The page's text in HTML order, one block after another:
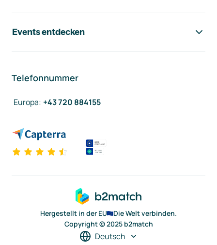
Events entdecken
Telefonnummer
Europa: +43 720 884155
Hergestellt in der EU
Die Welt verbinden.
Copyright © 2025 b2match
Deutsch